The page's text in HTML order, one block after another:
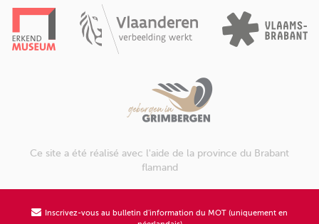
Ce site a été réalisé avec l'aide de la province du Brabant
flamand
Inscrivez-vous au bulletin d'information du MOT (uniquement en